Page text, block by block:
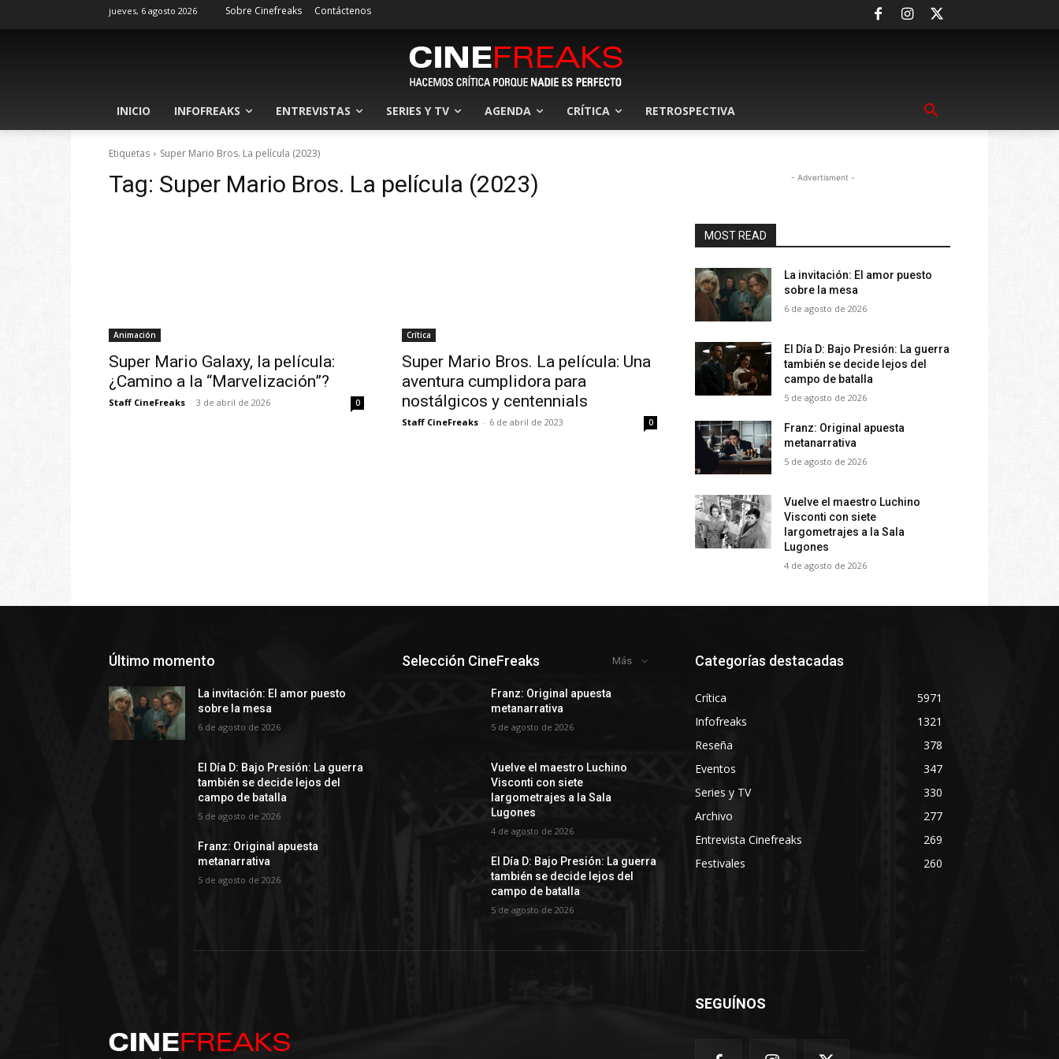
jueves, 6 agosto 2026 Sobre Cinefreaks Contáctenos
INICIO INFOFREAKS ENTREVISTAS SERIES Y TV AGENDA CRÍTICA RETROSPECTIVA
Etiquetas Super Mario Bros. La película (2023)
Tag: Super Mario Bros. La película (2023)
Animación
Super Mario Galaxy, la película:
¿Camino a la “Marvelización”?
Staff CineFreaks - 3 de abril de 2026 0
Crítica
Super Mario Bros. La película: Una
aventura cumplidora para
nostálgicos y centennials
Staff CineFreaks - 6 de abril de 2023 0
- Advertisment -
MOST READ
La invitación: El amor puesto
sobre la mesa
6 de agosto de 2026
El Día D: Bajo Presión: La guerra
también se decide lejos del
campo de batalla
5 de agosto de 2026
Franz: Original apuesta
metanarrativa
5 de agosto de 2026
Vuelve el maestro Luchino
Visconti con siete
largometrajes a la Sala
Lugones
4 de agosto de 2026
Último momento
La invitación: El amor puesto
sobre la mesa
6 de agosto de 2026
El Día D: Bajo Presión: La guerra
también se decide lejos del
campo de batalla
5 de agosto de 2026
Franz: Original apuesta
metanarrativa
5 de agosto de 2026
Selección CineFreaks Más
Franz: Original apuesta
metanarrativa
5 de agosto de 2026
Vuelve el maestro Luchino
Visconti con siete
largometrajes a la Sala
Lugones
4 de agosto de 2026
El Día D: Bajo Presión: La guerra
también se decide lejos del
campo de batalla
5 de agosto de 2026
Categorías destacadas
Crítica
5971
Infofreaks
1321
Reseña
378
Eventos
347
Series y TV
330
Archivo
277
Entrevista Cinefreaks
269
Festivales
260
SEGUÍNOS